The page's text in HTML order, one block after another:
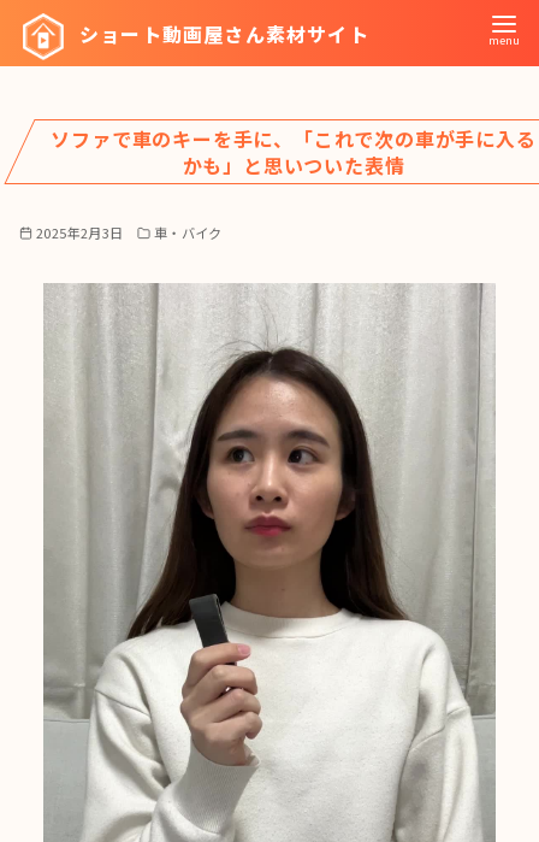
ツ
へ
ショート動画屋さん素材サイト
ソファで車のキーを手に、「これで次の車が手に入る
かも」と思いついた表情
2025年2月3日 車・バイク